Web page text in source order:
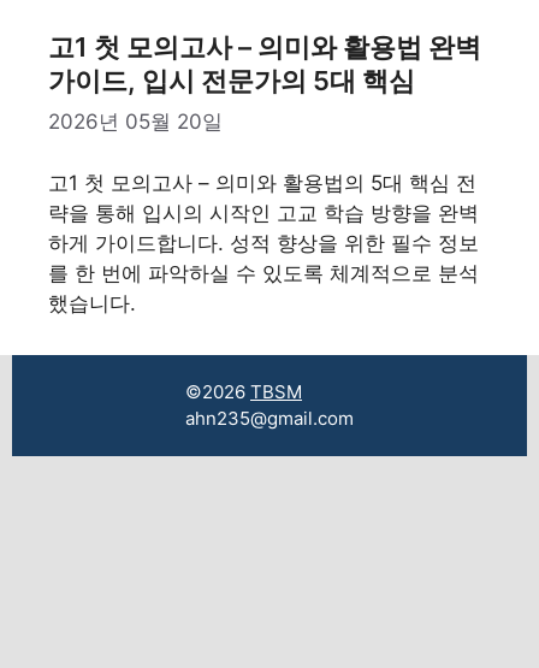
고1 첫 모의고사 – 의미와 활용법 완벽
가이드, 입시 전문가의 5대 핵심
2026년 05월 20일
고1 첫 모의고사 – 의미와 활용법의 5대 핵심 전
략을 통해 입시의 시작인 고교 학습 방향을 완벽
하게 가이드합니다. 성적 향상을 위한 필수 정보
를 한 번에 파악하실 수 있도록 체계적으로 분석
했습니다.
©2026 TBSM
ahn235@gmail.com